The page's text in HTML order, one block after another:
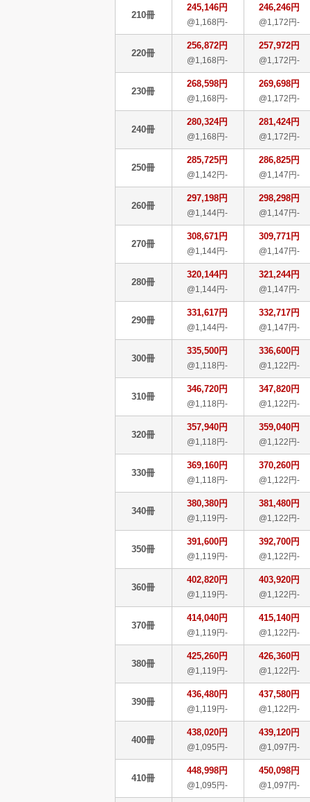
210冊
245,146円
@1,168円-
246,246円
@1,172円-
220冊
256,872円
@1,168円-
257,972円
@1,172円-
230冊
268,598円
@1,168円-
269,698円
@1,172円-
240冊
280,324円
@1,168円-
281,424円
@1,172円-
250冊
285,725円
@1,142円-
286,825円
@1,147円-
260冊
297,198円
@1,144円-
298,298円
@1,147円-
270冊
308,671円
@1,144円-
309,771円
@1,147円-
280冊
320,144円
@1,144円-
321,244円
@1,147円-
290冊
331,617円
@1,144円-
332,717円
@1,147円-
300冊
335,500円
@1,118円-
336,600円
@1,122円-
310冊
346,720円
@1,118円-
347,820円
@1,122円-
320冊
357,940円
@1,118円-
359,040円
@1,122円-
330冊
369,160円
@1,118円-
370,260円
@1,122円-
340冊
380,380円
@1,119円-
381,480円
@1,122円-
350冊
391,600円
@1,119円-
392,700円
@1,122円-
360冊
402,820円
@1,119円-
403,920円
@1,122円-
370冊
414,040円
@1,119円-
415,140円
@1,122円-
380冊
425,260円
@1,119円-
426,360円
@1,122円-
390冊
436,480円
@1,119円-
437,580円
@1,122円-
400冊
438,020円
@1,095円-
439,120円
@1,097円-
410冊
448,998円
@1,095円-
450,098円
@1,097円-